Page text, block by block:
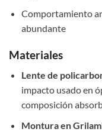
Comportamiento
abundante
Materiales
Lente de
impacto usado en
composición
Montura en